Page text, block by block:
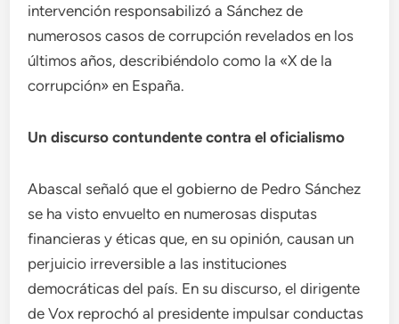
intervención responsabilizó a Sánchez de
numerosos casos de corrupción revelados en los
últimos años, describiéndolo como la «X de la
corrupción» en España.
Un discurso contundente contra el oficialismo
Abascal señaló que el gobierno de Pedro Sánchez
se ha visto envuelto en numerosas disputas
financieras y éticas que, en su opinión, causan un
perjuicio irreversible a las instituciones
democráticas del país. En su discurso, el dirigente
de Vox reprochó al presidente impulsar conductas